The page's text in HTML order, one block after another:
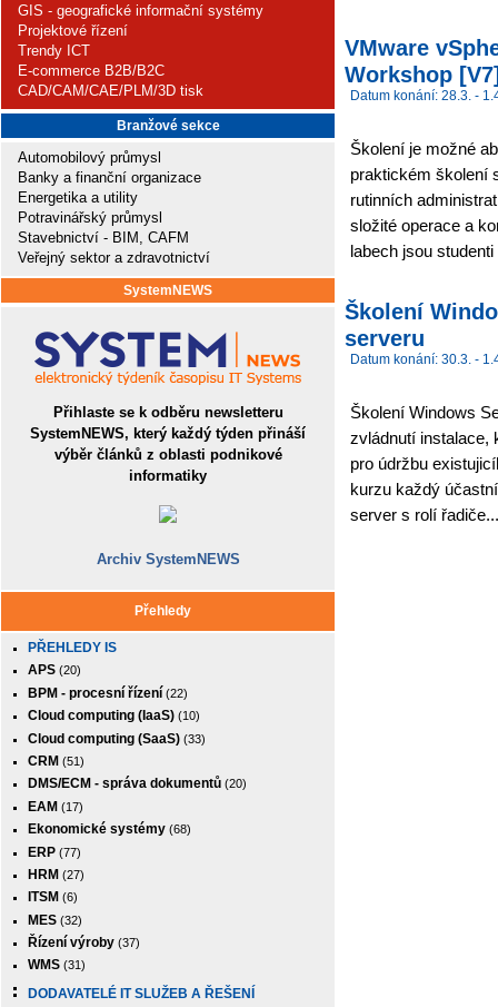
GIS - geografické informační systémy
Projektové řízení
Trendy ICT
E-commerce B2B/B2C
CAD/CAM/CAE/PLM/3D tisk
Branžové sekce
Automobilový průmysl
Banky a finanční organizace
Energetika a utility
Potravinářský průmysl
Stavebnictví - BIM, CAFM
Veřejný sektor a zdravotnictví
SystemNEWS
Přihlaste se k odběru newsletteru
SystemNEWS, který každý týden přináší
výběr článků z oblasti podnikové
informatiky
Archiv SystemNEWS
Přehledy
PŘEHLEDY IS
APS (20)
BPM - procesní řízení (22)
Cloud computing (IaaS) (10)
Cloud computing (SaaS) (33)
CRM (51)
DMS/ECM - správa dokumentů (20)
EAM (17)
Ekonomické systémy (68)
ERP (77)
HRM (27)
ITSM (6)
MES (32)
Řízení výroby (37)
WMS (31)
DODAVATELÉ IT SLUŽEB A ŘEŠENÍ
VMware
Workshop
Datum konání: 28.3. -
Školení je možné
praktickém školení
rutinních
složité operace a
labech jsou
Školení
serveru
Datum konání: 30.3. -
Školení Windows
zvládnutí instalace,
pro údržbu
kurzu každý
server s rolí